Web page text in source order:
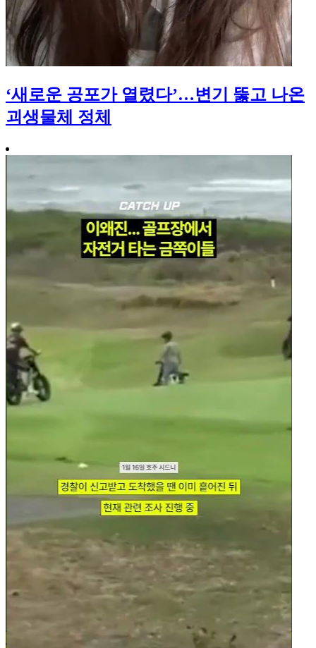
‘새로운 공포가 열렸다’…변기 뚫고 나온
괴생물체 정체